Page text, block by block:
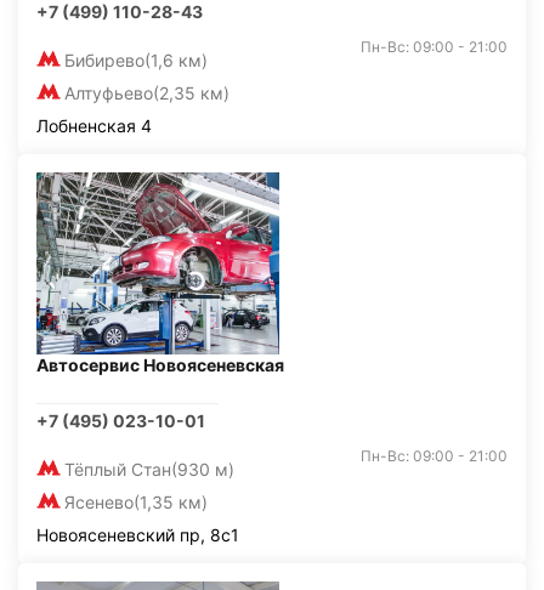
+7 (499) 110-28-43
Бибирево(1,6 км)
Алтуфьево(2,35 км)
Пн-Вс: 09:00 - 21:00
Лобненская 4
Автосервис Новоясеневская
+7 (495) 023-10-01
Тёплый Стан(930 м)
Ясенево(1,35 км)
Пн-Вс: 09:00 - 21:00
Новоясеневский пр, 8с1